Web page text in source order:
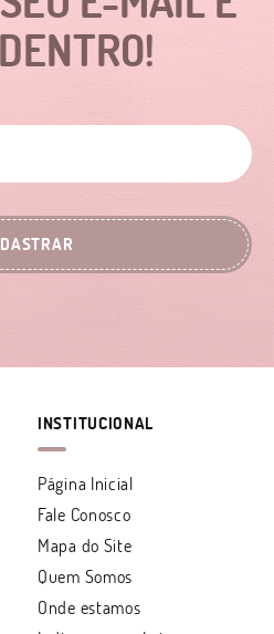
INSTITUCIONAL
Página Inicial
Fale Conosco
Mapa do Site
Quem Somos
Onde estamos